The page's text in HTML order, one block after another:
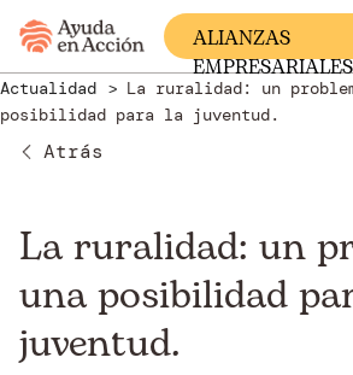
ALIANZAS
EMPRESARIALES
Actualidad
La ruralidad: un
posibilidad para la juventud.
Atrás
La ruralidad: un
una posibilidad
juventud.